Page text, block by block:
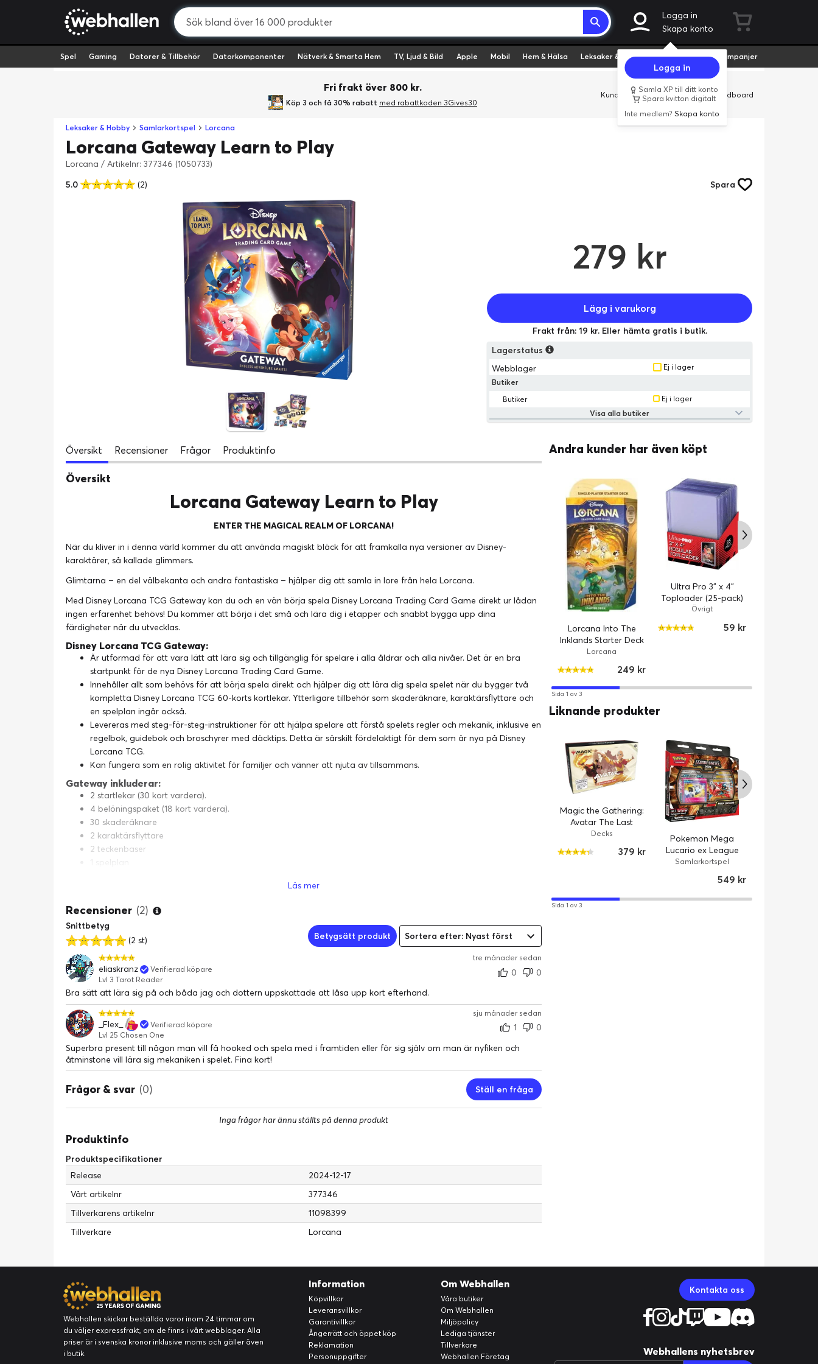
Logga in
Skapa konto
Logga in
Samla XP till ditt konto
Spara kvitton digitalt
Inte medlem?Skapa konto
Spel Gaming Datorer & Tillbehör Datorkomponenter Nätverk & Smarta Hem TV, Ljud & Bild Apple Mobil Hem & Hälsa Leksaker & Hobby Fyndvaror Kampanjer
Fri frakt över 800 kr.
Köp 3 och få 30% rabatt med rabattkoden 3Gives30
Kundservice Butiker Företag Cardboard
Leksaker & Hobby Samlarkortspel Lorcana
Lorcana Gateway Learn to Play
Lorcana / Artikelnr: 377346 (1050733)
5.0
(2) Spara
279 kr
Lägg i varukorg
Frakt från: 19 kr. Eller hämta gratis i butik.
Lagerstatus
Webblager
Ej i lager
Butiker
Butiker
Ej i lager
Visa alla butiker
Översikt Recensioner Frågor Produktinfo
Översikt
Lorcana Gateway Learn to Play
ENTER THE MAGICAL REALM OF LORCANA!
När du kliver in i denna värld kommer du att använda magiskt bläck för att framkalla nya versioner av Disney-
karaktärer, så kallade glimmers.
Glimtarna – en del välbekanta och andra fantastiska – hjälper dig att samla in lore från hela Lorcana.
Med Disney Lorcana TCG Gateway kan du och en vän börja spela Disney Lorcana Trading Card Game direkt ur lådan
ingen erfarenhet behövs! Du kommer att börja i det små och lära dig i etapper och snabbt bygga upp dina
färdigheter när du utvecklas.
Disney Lorcana TCG Gateway:
Är utformad för att vara lätt att lära sig och tillgänglig för spelare i alla åldrar och alla nivåer. Det är en bra
startpunkt för de nya Disney Lorcana Trading Card Game.
Innehåller allt som behövs för att börja spela direkt och hjälper dig att lära dig spela spelet när du bygger två
kompletta Disney Lorcana TCG 60-korts kortlekar. Ytterligare tillbehör som skaderäknare, karaktärsflyttare och
en spelplan ingår också.
Levereras med steg-för-steg-instruktioner för att hjälpa spelare att förstå spelets regler och mekanik, inklusive en
regelbok, guidebok och broschyrer med däcktips. Detta är särskilt fördelaktigt för dem som är nya på Disney
Lorcana TCG.
Kan fungera som en rolig aktivitet för familjer och vänner att njuta av tillsammans.
Gateway inkluderar:
2 startlekar (30 kort vardera).
4 belöningspaket (18 kort vardera).
30 skaderäknare
2 karaktärsflyttare
2 teckenbaser
Läs mer
Recensioner (2)
Snittbetyg
(2 st)
Betygsätt produkt Sortera efter: Nyast först
tre månader sedan
eliaskranz
Verifierad köpare
Lvl 3 Tarot Reader
0
0
Bra sätt att lära sig på och båda jag och dottern uppskattade att låsa upp kort efterhand.
sju månader sedan
_Flex_
Verifierad köpare
Lvl 25 Chosen One
1
0
Superbra present till någon man vill få hooked och spela med i framtiden eller för sig själv om man är nyfiken och
åtminstone vill lära sig mekaniken i spelet. Fina kort!
Frågor & svar (0) Ställ en fråga
Inga frågor har ännu ställts på denna produkt
Produktinfo
Produktspecifikationer
Release
2024-12-17
Vårt artikelnr
377346
Tillverkarens artikelnr
11098399
Tillverkare
Lorcana
Andra kunder har även köpt
Lorcana Into The
Inklands Starter Deck
Amber and Emerald
Lorcana
249 kr
Ultra Pro 3" x 4"
Toploader (25-pack)
Övrigt
59 kr
Sida 1 av 3
Liknande produkter
Magic the Gathering:
Avatar The Last
Airbender Beginner
Decks
379 kr
Pokemon Mega
Lucario ex League
Battle Deck
Samlarkortspel
549 kr
Sida 1 av 3
Webhallen skickar beställda varor inom 24 timmar om
du väljer expressfrakt, om de finns i vårt webblager. Alla
priser är i svenska kronor inklusive moms och gäller även
i butik.
Information
Köpvillkor
Leveransvillkor
Garantivillkor
Ångerrätt och öppet köp
Reklamation
Personuppgifter
Om Webhallen
Våra butiker
Om Webhallen
Miljöpolicy
Lediga tjänster
Tillverkare
Webhallen Företag
Kontakta oss
Webhallens nyhetsbrev